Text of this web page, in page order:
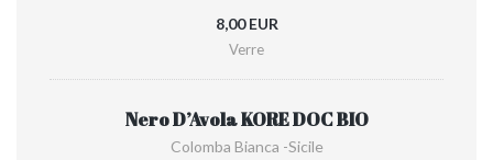
8,00 EUR
Verre
Nero D’Avola KORE DOC BIO
Colomba Bianca -Sicile